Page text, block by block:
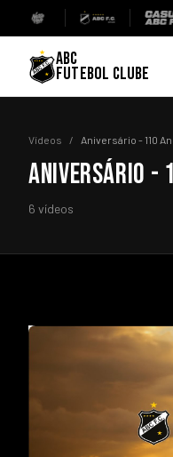
ABC
FUTEBOL CLUBE
Vídeos / Aniversário - 110
ANIVERSÁRIO -
6 vídeos